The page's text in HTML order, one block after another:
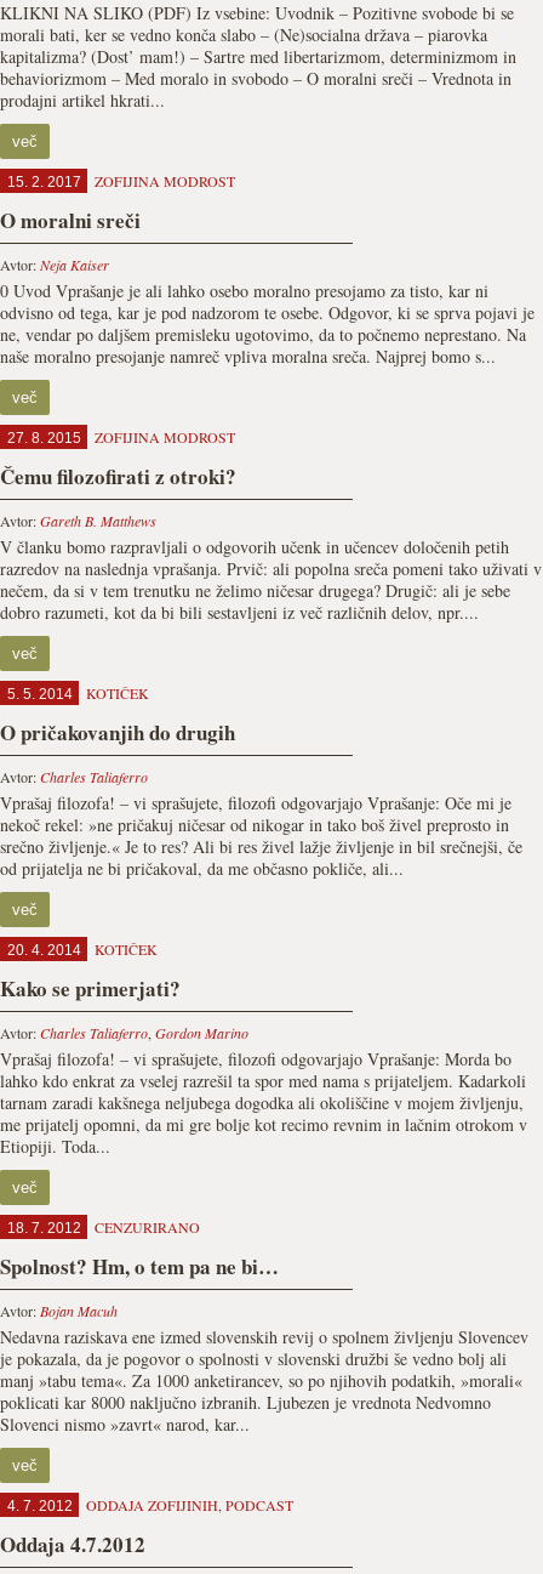
KLIKNI NA SLIKO (PDF) Iz vsebine: Uvodnik – Pozitivne svobode bi se
morali bati, ker se vedno konča slabo – (Ne)socialna država – piarovka
kapitalizma? (Dost’ mam!) – Sartre med libertarizmom, determinizmom in
behaviorizmom – Med moralo in svobodo – O moralni sreči – Vrednota in
prodajni artikel hkrati...
več
15. 2. 2017 ZOFIJINA MODROST
O moralni sreči
Avtor:Neja Kaiser
0 Uvod Vprašanje je ali lahko osebo moralno presojamo za tisto, kar ni
odvisno od tega, kar je pod nadzorom te osebe. Odgovor, ki se sprva pojavi je
ne, vendar po daljšem premisleku ugotovimo, da to počnemo neprestano. Na
naše moralno presojanje namreč vpliva moralna sreča. Najprej bomo s...
več
27. 8. 2015 ZOFIJINA MODROST
Čemu filozofirati z otroki?
Avtor:Gareth B. Matthews
V članku bomo razpravljali o odgovorih učenk in učencev določenih petih
razredov na naslednja vprašanja. Prvič: ali popolna sreča pomeni tako uživati v
nečem, da si v tem trenutku ne želimo ničesar drugega? Drugič: ali je sebe
dobro razumeti, kot da bi bili sestavljeni iz več različnih delov, npr....
več
5. 5. 2014 KOTIČEK
O pričakovanjih do drugih
Avtor:Charles Taliaferro
Vprašaj filozofa! – vi sprašujete, filozofi odgovarjajo Vprašanje: Oče mi je
nekoč rekel: »ne pričakuj ničesar od nikogar in tako boš živel preprosto in
srečno življenje.« Je to res? Ali bi res živel lažje življenje in bil srečnejši, če
od prijatelja ne bi pričakoval, da me občasno pokliče, ali...
več
20. 4. 2014 KOTIČEK
Kako se primerjati?
Avtor:Charles Taliaferro, Gordon Marino
Vprašaj filozofa! – vi sprašujete, filozofi odgovarjajo Vprašanje: Morda bo
lahko kdo enkrat za vselej razrešil ta spor med nama s prijateljem. Kadarkoli
tarnam zaradi kakšnega neljubega dogodka ali okoliščine v mojem življenju,
me prijatelj opomni, da mi gre bolje kot recimo revnim in lačnim otrokom v
Etiopiji. Toda...
več
18. 7. 2012 CENZURIRANO
Spolnost? Hm, o tem pa ne bi…
Avtor: Bojan Macuh
Nedavna raziskava ene izmed slovenskih revij o spolnem življenju Slovencev
je pokazala, da je pogovor o spolnosti v slovenski družbi še vedno bolj ali
manj »tabu tema«. Za 1000 anketirancev, so po njihovih podatkih, »morali«
poklicati kar 8000 naključno izbranih. Ljubezen je vrednota Nedvomno
Slovenci nismo »zavrt« narod, kar...
več
4. 7. 2012 ODDAJA ZOFIJINIH, PODCAST
Oddaja 4.7.2012